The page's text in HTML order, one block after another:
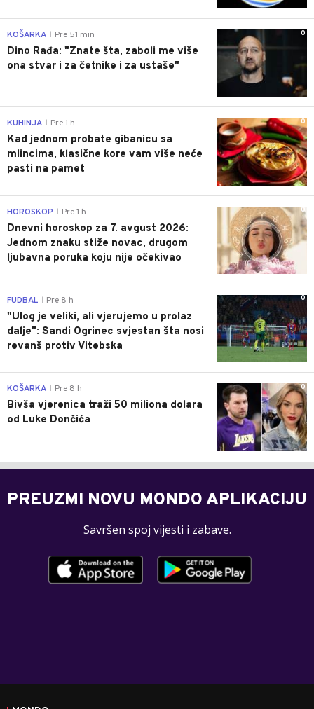
0
KOŠARKA Pre 51 min
Dino Rađa: "Znate šta, zaboli me više
ona stvar i za četnike i za ustaše"
0
KUHINJA Pre 1 h
Kad jednom probate gibanicu sa
mlincima, klasične kore vam više neće
pasti na pamet
0
HOROSKOP Pre 1 h
Dnevni horoskop za 7. avgust 2026:
Jednom znaku stiže novac, drugom
ljubavna poruka koju nije očekivao
0
FUDBAL Pre 8 h
"Ulog je veliki, ali vjerujemo u prolaz
dalje": Sandi Ogrinec svjestan šta nosi
revanš protiv Vitebska
0
KOŠARKA Pre 8 h
Bivša vjerenica traži 50 miliona dolara
od Luke Dončića
PREUZMI NOVU MONDO APLIKACIJU
Savršen spoj vijesti i zabave.